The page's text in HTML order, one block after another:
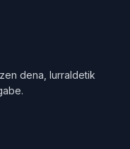
dena, lurraldetik